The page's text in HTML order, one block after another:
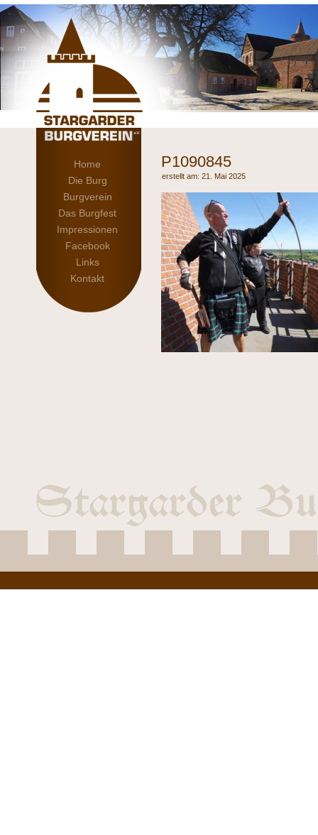
P1090845
21. Mai 2025
Home
Die Burg
Burgverein
Das Burgfest
Impressionen
Facebook
Links
Kontakt